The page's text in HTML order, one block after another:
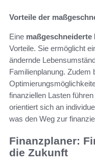
Vorteile der
Eine
Vorteile. Sie ermöglicht
ändernde
Familienplanung.
finanziellen Lasten
orientiert sich an
was den Weg zur
Finanzplaner:
die Zukunft